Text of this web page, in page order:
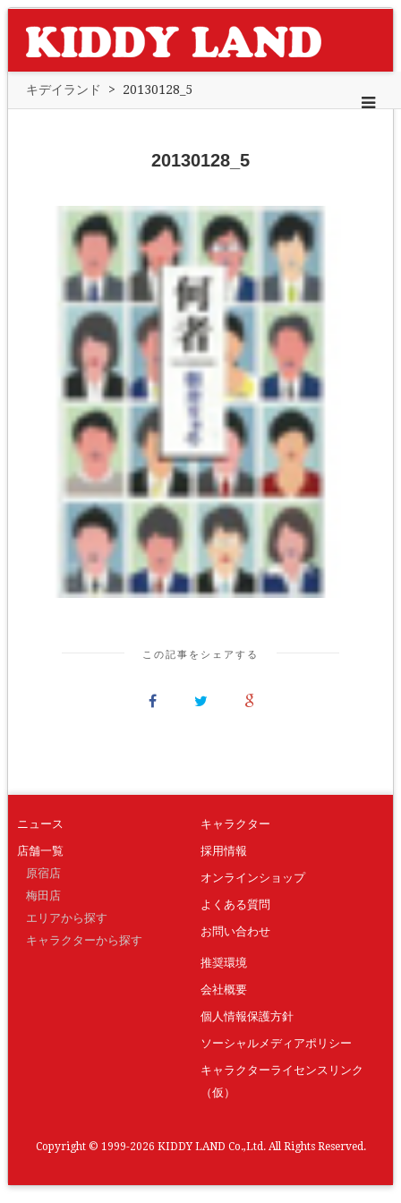
キデイランド > 20130128_5
20130128_5
この記事をシェアする
ニュース
店舗一覧
原宿店
梅田店
エリアから探す
キャラクターから探す
キャラクター
採用情報
オンラインショップ
よくある質問
お問い合わせ
推奨環境
会社概要
個人情報保護方針
ソーシャルメディアポリシー
キャラクターライセンスリンク
（仮）
Copyright © 1999-2026 KIDDY LAND Co.,Ltd. All Rights Reserved.